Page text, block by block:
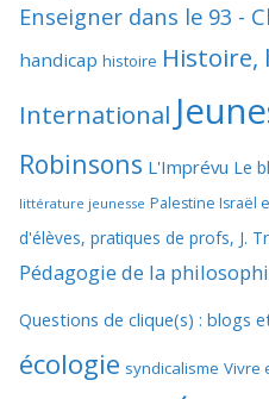
Enseigner dans le 93 -
handicap histoire
International
Robinsons L'Imprévu Le
littérature jeunesse Palestine Israël
d'élèves, pratiques de profs, J.
Pédagogie de la
Questions de clique(s) : blogs
écologie syndicalisme Vivre